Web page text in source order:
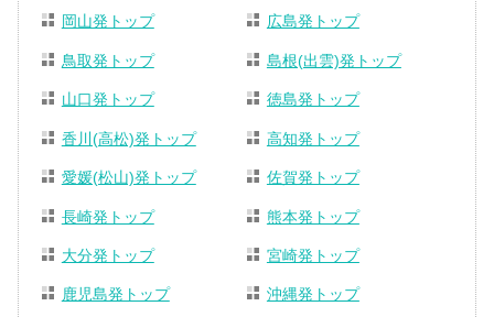
岡山発トップ 広島発トップ
鳥取発トップ 島根(出雲)発トップ
山口発トップ 徳島発トップ
香川(高松)発トップ 高知発トップ
愛媛(松山)発トップ 佐賀発トップ
長崎発トップ 熊本発トップ
大分発トップ 宮崎発トップ
鹿児島発トップ 沖縄発トップ